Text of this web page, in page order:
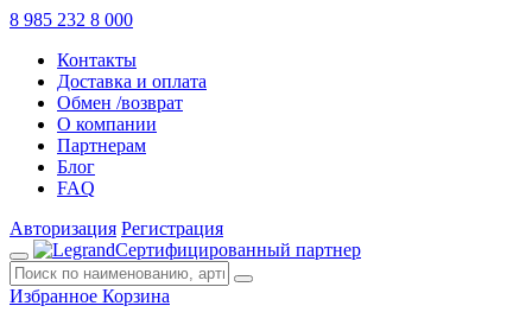
8 985 232 8 000
Контакты
Доставка и оплата
Обмен /возврат
О компании
Партнерам
Блог
FAQ
Авторизация Регистрация
Сертифицированный партнер
Избранное Корзина